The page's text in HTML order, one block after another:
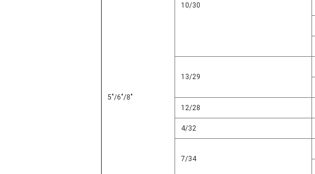
5"/6"/8"
10/30
13/29
12/28
4/32
7/34